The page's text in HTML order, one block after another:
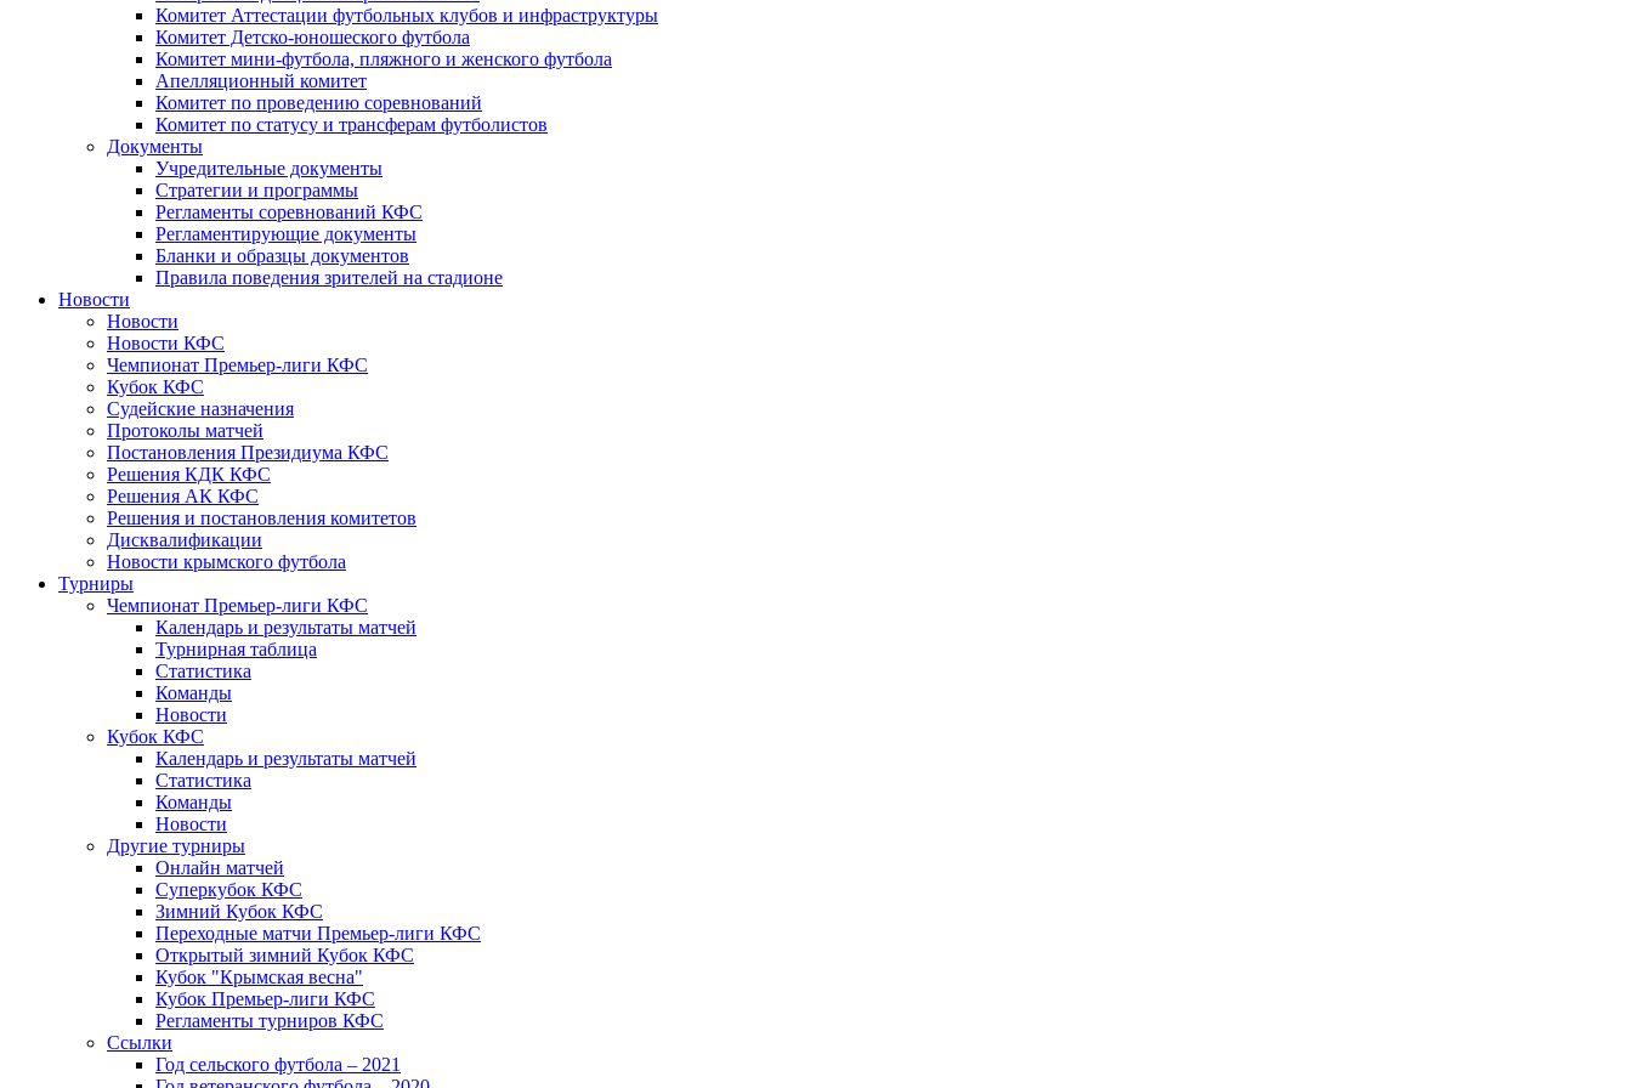
Комитет Аттестации футбольных клубов и инфраструктуры
Комитет Детско-юношеского футбола
Комитет мини-футбола, пляжного и женского футбола
Апелляционный комитет
Комитет по проведению соревнований
Комитет по статусу и трансферам футболистов
Документы
Учредительные документы
Стратегии и программы
Регламенты соревнований КФС
Регламентирующие документы
Бланки и образцы документов
Правила поведения зрителей на стадионе
Новости
Новости
Новости КФС
Чемпионат Премьер-лиги КФС
Кубок КФС
Судейские назначения
Протоколы матчей
Постановления Президиума КФС
Решения КДК КФС
Решения АК КФС
Решения и постановления комитетов
Дисквалификации
Новости крымского футбола
Турниры
Чемпионат Премьер-лиги КФС
Календарь и результаты матчей
Турнирная таблица
Статистика
Команды
Новости
Кубок КФС
Календарь и результаты матчей
Статистика
Команды
Новости
Другие турниры
Онлайн матчей
Суперкубок КФС
Зимний Кубок КФС
Переходные матчи Премьер-лиги КФС
Открытый зимний Кубок КФС
Кубок "Крымская весна"
Кубок Премьер-лиги КФС
Регламенты турниров КФС
Ссылки
Год сельского футбола – 2021